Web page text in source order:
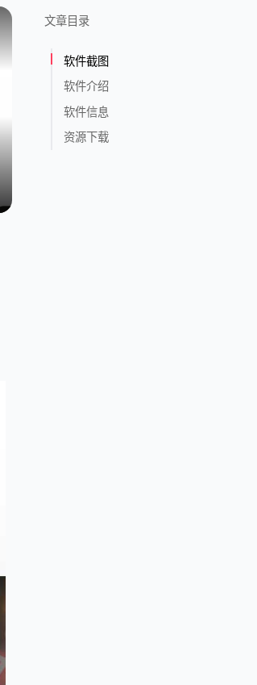
文章目录
软件截图
软件介绍
软件信息
资源下载